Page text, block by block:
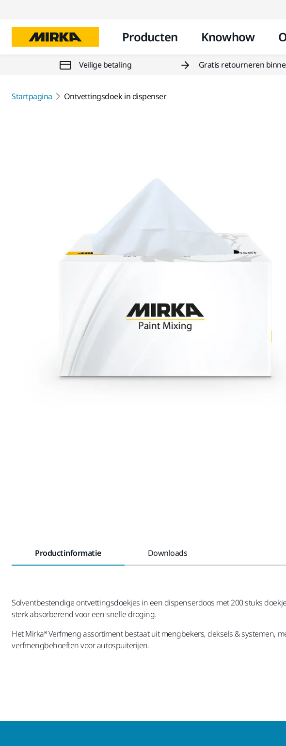
Producten Knowhow
Veilige betaling Gratis retourneren
Startpagina Ontvettingsdoek in dispenser
Productinformatie Downloads
Solventbestendige ontvettingsdoekjes in een dispenserdoos met 200 stuks
sterk absorberend voor een snelle droging.
Het Mirka® Verfmeng assortiment bestaat uit mengbekers, deksels & systemen,
verfmengbehoeften voor autospuiterijen.